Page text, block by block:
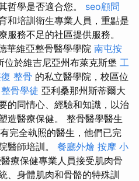
哲學是否適合您。 seo顧問
和培訓衛生專業人員，重點是
服務不足的社區提供服務。
華維亞整骨醫學學院 南屯按
位於維吉尼亞州布萊克斯堡 工
整骨 的私立醫學院，校區位
整骨學徒 亞利桑那州斯蒂爾大
的同情心、經驗和知識，以治
造醫療保健。 整骨醫學醫生
完全執照的醫生，他們已完
醫師培訓。 餐廳外燴 按摩 小
療保健專業人員接受肌肉骨
、身體肌肉和骨骼的特殊訓